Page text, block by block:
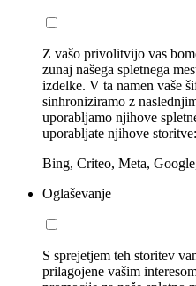
Z vašo privolitvijo vas
zunaj našega spletnega
izdelke. V ta namen vaše
sinhroniziramo z
uporabljamo njihove
uporabljate njihove storitve:
Bing, Criteo, Meta,
Oglaševanje
S sprejetjem teh storitev
prilagojene vašim